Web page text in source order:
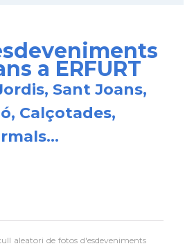
a ERFURT
Sant Joans,
Calçotades,
aleatori defotos d'esdeveniments